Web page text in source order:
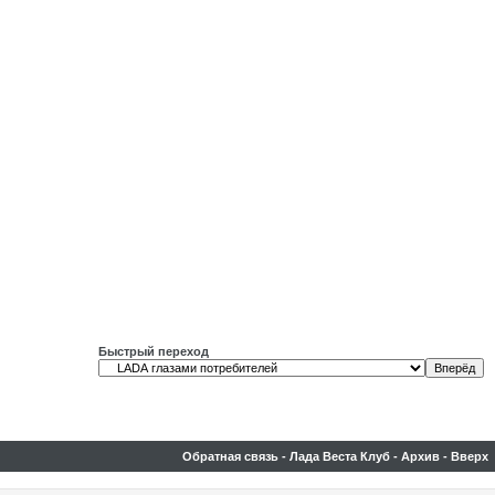
Быстрый переход
Обратная связь - Лада Веста Клуб - Архив - Вверх